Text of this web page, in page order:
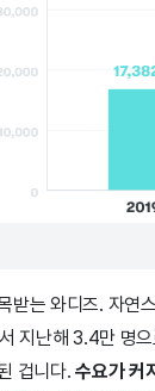
받는 와디즈. 자연
지난해 3.4만 명으
겁니다.수요가 커